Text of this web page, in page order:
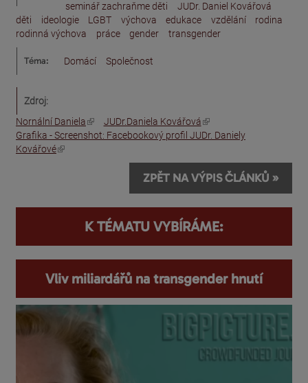
seminář zachraňme děti
JUDr. Daniel Kovářová
děti
ideologie LGBT výchova edukace vzdělání
rodina
rodinná výchova
práce gender transgender
Téma: Domácí Společnost
Zdroj:
Nornální Daniela
(odkaz je externí) JUDr.Daniela Kovářová
(odkaz je externí)
Grafika - Screenshot: Facebookový profil JUDr. Daniely
Kovářové
(odkaz je externí)
ZPĚT NA VÝPIS ČLÁNKŮ »
K TÉMATU VYBÍRÁME:
Vliv miliardářů na transgender hnutí